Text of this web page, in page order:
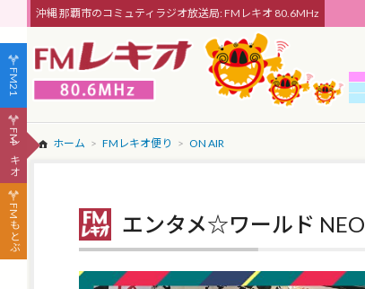
沖縄 那覇市のコミュティラジオ放送局: FMレキオ 80.6MHz
ホーム FMレキオ便り ON AIR
エンタメ☆ワールド NEO
FM21
FMレキオ
FMもとぶ